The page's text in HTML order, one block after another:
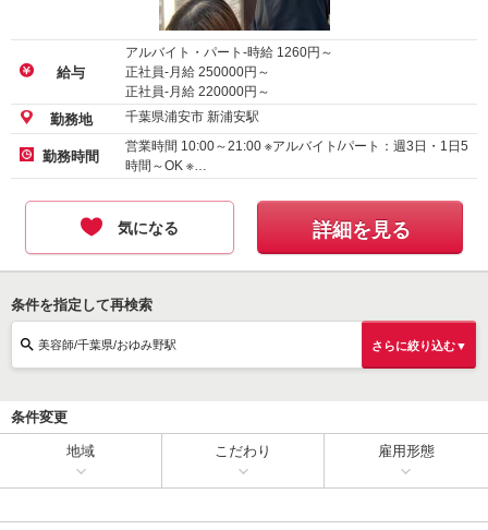
給与
アルバイト・パート-時給 1260円～
正社員-月給 250000円～
正社員-月給 220000円～
勤務地 千葉県浦安市 新浦安駅
勤務時間
営業時間 10:00～21:00 ※アルバイト/パート：週3日・1日5
時間～OK ※…
気になる 詳細を見る
条件を指定して再検索
美容師/千葉県/おゆみ野駅 さらに絞り込む▼
条件変更
地域 こだわり 雇用形態